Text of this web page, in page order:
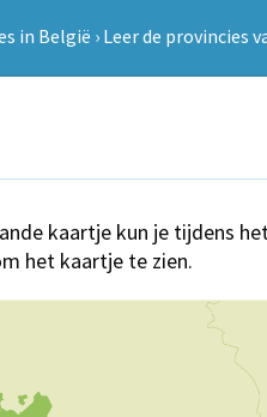
in België › Leer de provincies
kaartje kun je tijdens
het kaartje te zien.